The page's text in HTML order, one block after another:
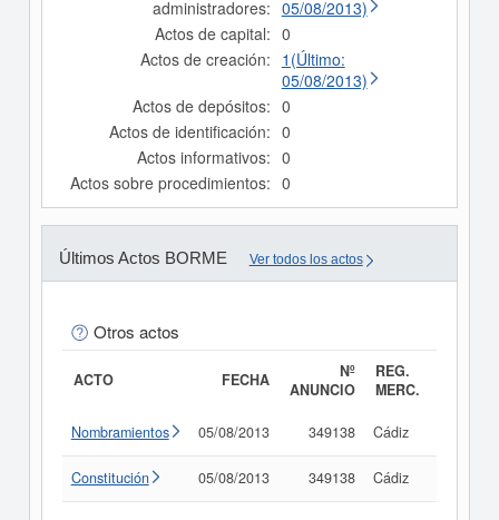
administradores: 05/08/2013)
Actos de capital: 0
Actos de creación: 1(Último:
05/08/2013)
Actos de depósitos: 0
Actos de identificación: 0
Actos informativos: 0
Actos sobre procedimientos: 0
Últimos Actos BORME Ver todos los actos
Otros actos
ACTO FECHA
Nº
ANUNCIO
REG.
MERC.
Nombramientos 05/08/2013 349138 Cádiz
Constitución 05/08/2013 349138 Cádiz